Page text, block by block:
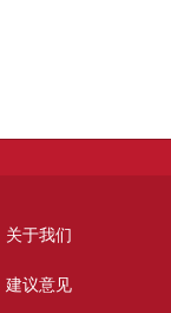
关于我们
建议意见